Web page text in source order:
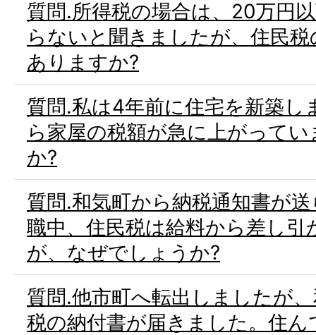
質問.所得税の場合は、20万円
らないと聞きましたが、住民
ありますか?
質問.私は4年前に住宅を新築し
ら家屋の税額が急に上がって
か?
質問.和気町から納税通知書が
職中、住民税は給料から差し
が、なぜでしょうか?
質問.他市町へ転出しましたが
税の納付書が届きました。住